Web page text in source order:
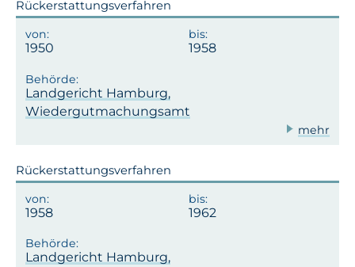
Rückerstattungsverfahren
1950 1958
Landgericht Hamburg,
Wiedergutmachungsamt
mehr
Rückerstattungsverfahren
1958 1962
Landgericht Hamburg,